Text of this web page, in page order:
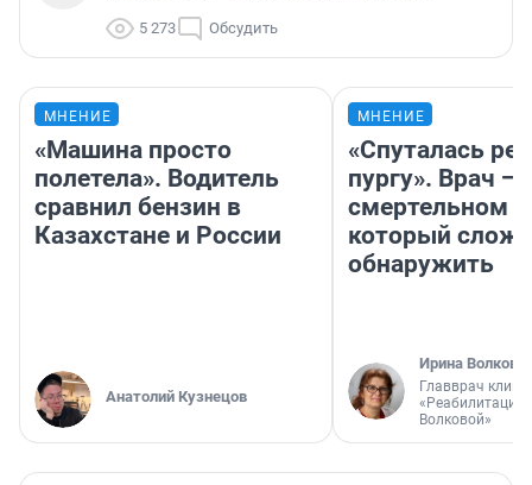
5 273 Обсудить
МНЕНИЕ
«Машина просто
полетела». Водитель
сравнил бензин в
Казахстане и России
Анатолий Кузнецов
МНЕНИЕ
«Спуталась
пургу». Врач —
смертельном
который
обнаружить
Ирина Волкова
Главврач
«Реабилитация
Волковой»